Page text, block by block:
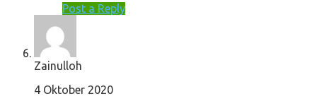
Post a Reply
Zainulloh
4 Oktober 2020